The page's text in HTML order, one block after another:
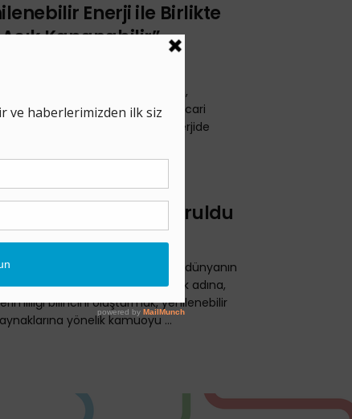
Enerji ile Birlikte
Kapanabilir”
Başkanı Kerem Alkin, Türkiye’nin,
enerji üretimiyle bir yandan cari
kapanacağını, diğer yandan enerjide
Enerji
Derneği Kuruldu
Enerji Araştırmaları Derneği, dünyanın
ekolojik dengesini korumak adına,
bilincini oluşturmak, yenilenebilir
yönelik kamuoyu ...